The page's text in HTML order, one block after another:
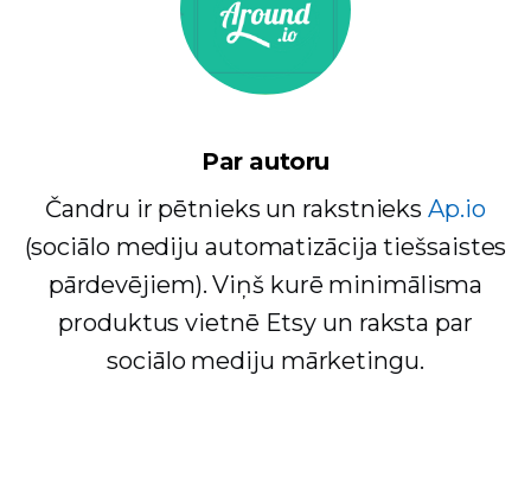
Par autoru
Čandru ir pētnieks un rakstnieksAp.io
(sociālo mediju automatizācija tiešsaistes
pārdevējiem). Viņš kurē minimālisma
produktus vietnē Etsy un raksta par
sociālo mediju mārketingu.